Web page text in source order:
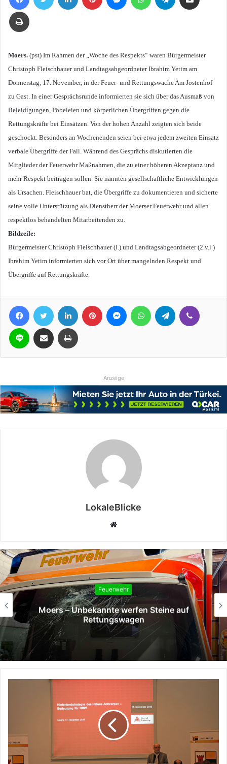
E-
Drucken
Moers. (pst) Im Rahmen der „Woche des Respekts“ waren Bürgermeister
Christoph Fleischhauer und Landtagsabgeordneter Ibrahim Yetim am
Donnerstag, 17. November, in der Feuer- und Rettungswache Am Jostenhof
zu Gast. In einer Gesprächsrunde informierten sie sich über das Ausmaß von
Beleidigungen, Pöbeleien und körperlichen Übergriffen gegen die
Rettungskräfte bei Einsätzen. Von der hohen Anzahl zeigten sich beide
geschockt. Besonders an Wochenenden seien bei etwa jedem zweiten Einsatz
verbale Übergriffe der Fall. Während des Gesprächs diskutierten die
Mitglieder der Feuerwehr Maßnahmen, die zu einer höheren Akzeptanz und
mehr Respekt beitragen sollen. Sie nannten gesellschaftliche Entwicklungen
als Ursachen. Fleischhauer bat, die Übergriffe zu dokumentieren und sicherte
seine volle Unterstützung als Dienstherr der Moerser Feuerwehr und allen
respektlos behandelten Mitarbeitenden zu.
Bildzeile:
Bürgermeister Christoph Fleischhauer (l.) und Landtagsabgeordneter (2.v.l.)
Ibrahim Yetim informierten sich vor Ort über mangelnden Respekt und
Übergriffe auf Rettungskräfte.
FacebookTwitter LinkedIn Pinterest MessengerWhatsAppTelegram
Line Teile per E-Mail Drucken
Anzeige
LokaleBlicke
Webseite
Feuerwehr
Moers – Unbekannte werfen Steine auf
Rettungswagen